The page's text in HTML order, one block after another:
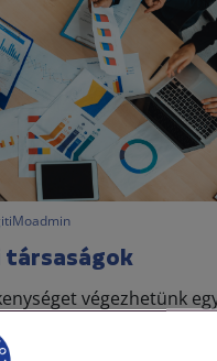
társaságok
végezhetünk
Utóbbi esetben általában
létesítünk, ugyanis így